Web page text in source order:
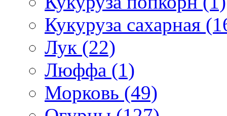
Кукуруза сахарная
Лук (22)
Люффа (1)
Морковь (49)